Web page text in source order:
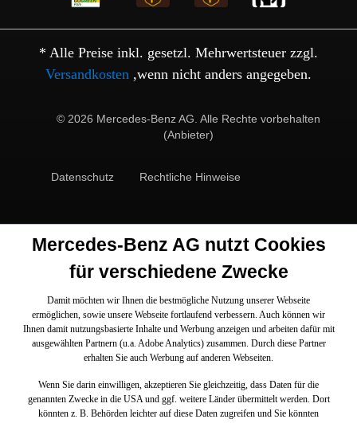
* Alle Preise inkl. gesetzl. Mehrwertsteuer zzgl.
Versandkosten ,wenn nicht anders angegeben.
© 2026 Mercedes-Benz AG. Alle Rechte vorbehalten
(Anbieter)
Datenschutz Rechtliche Hinweise
Mercedes-Benz AG nutzt Cookies
für verschiedene Zwecke
Damit möchten wir Ihnen die bestmögliche Nutzung unserer Webseite
ermöglichen, sowie unsere Webseite fortlaufend verbessern. Auch können wir
Ihnen damit nutzungsbasierte Inhalte und Werbung anzeigen und arbeiten dafür mit
ausgewählten Partnern (u.a. Adobe Analytics) zusammen. Durch diese Partner
erhalten Sie auch Werbung auf anderen Webseiten.
Wenn Sie darin einwilligen, akzeptieren Sie gleichzeitig, dass Daten für die
genannten Zwecke in die USA und ggf. weitere Länder übermittelt werden. Dort
könnten z. B. Behörden leichter auf diese Daten zugreifen und Sie könnten